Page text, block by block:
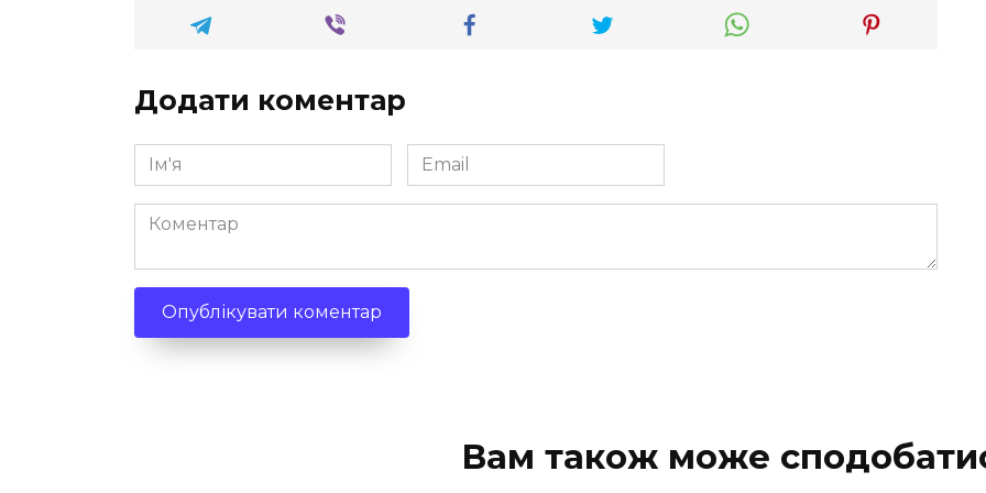
Додати коментар
Ім'я
*
Email
*
Коментар
Вам також може